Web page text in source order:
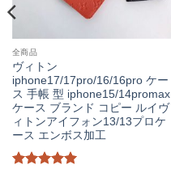
全商品
ヴィトン
iphone17/17pro/16/16pro ケー
ス 手帳 型 iphone15/14promax
ケース ブランド コピー ルイヴ
ィトンアイフォン13/13プロケ
ース エンボス加工